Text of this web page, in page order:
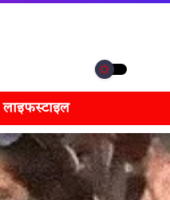
लाइफस्टाइल